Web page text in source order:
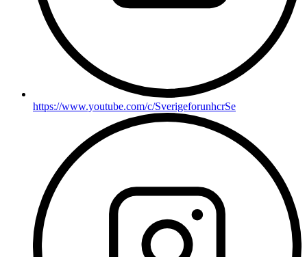
https://www.youtube.com/c/SverigeforunhcrSe